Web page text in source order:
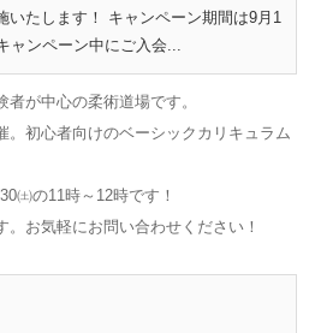
いたします！ キャンペーン期間は9月1
ャンペーン中にご入会...
者が中心の柔術道場です。
。初心者向けのベーシックカリキュラム
㈯の11時～12時です！
お気軽にお問い合わせください！